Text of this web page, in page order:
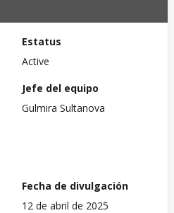
Estatus
Active
Jefe del equipo
Gulmira Sultanova
Fecha de divulgación
12 de abril de 2025